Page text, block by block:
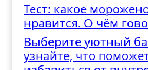
Тест: какое
нравится. О чём
Выберите уютный
узнайте, что